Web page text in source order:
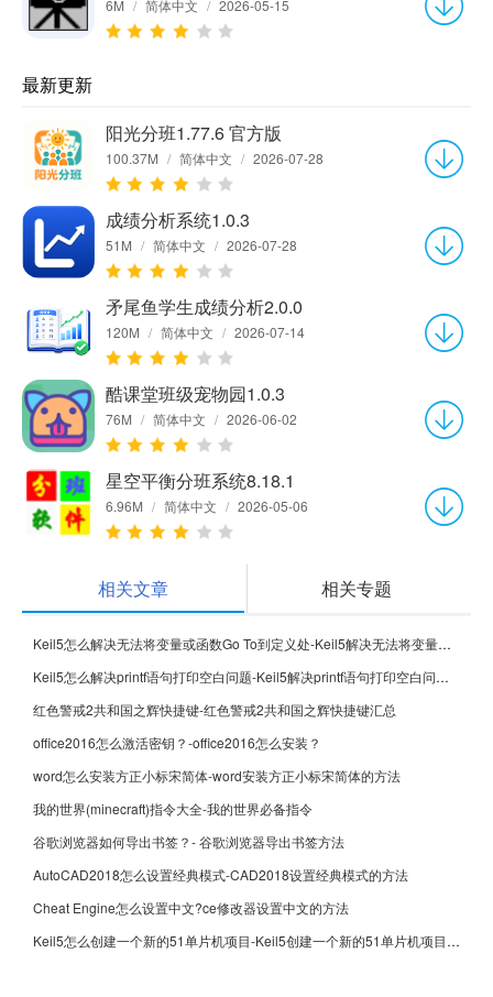
6M / 简体中文 / 2026-05-15
最新更新
阳光分班1.77.6 官方版
100.37M / 简体中文 / 2026-07-28
成绩分析系统1.0.3
51M / 简体中文 / 2026-07-28
矛尾鱼学生成绩分析2.0.0
120M / 简体中文 / 2026-07-14
酷课堂班级宠物园1.0.3
76M / 简体中文 / 2026-06-02
星空平衡分班系统8.18.1
6.96M / 简体中文 / 2026-05-06
相关文章 相关专题
Keil5怎么解决无法将变量或函数Go To到定义处-Keil5解决无法将变量或函数Go To到定义处的方法
Keil5怎么解决printf语句打印空白问题-Keil5解决printf语句打印空白问题的方法
红色警戒2共和国之辉快捷键-红色警戒2共和国之辉快捷键汇总
office2016怎么激活密钥？-office2016怎么安装？
word怎么安装方正小标宋简体-word安装方正小标宋简体的方法
我的世界(minecraft)指令大全-我的世界必备指令
谷歌浏览器如何导出书签？- 谷歌浏览器导出书签方法
AutoCAD2018怎么设置经典模式-CAD2018设置经典模式的方法
Cheat Engine怎么设置中文?ce修改器设置中文的方法
Keil5怎么创建一个新的51单片机项目-Keil5创建一个新的51单片机项目的方法